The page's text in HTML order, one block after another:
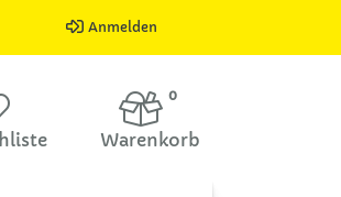
Anmelden
0
Warenkorb